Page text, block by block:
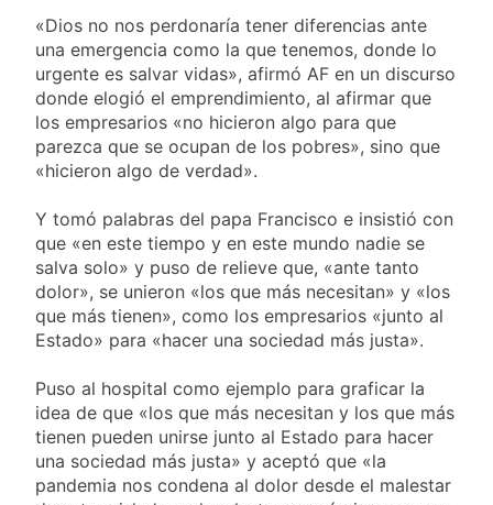
sobre propiedad privada
con foco en los desalojos
19 Horas Atrás
Día del Cirujano Torácico:
una especialidad clave para
el cuidado de la salud
respiratoria en el Sanatorio
Urquiza
20 Horas Atrás
Alerta naranja en
Quilmes por
viento
Denunciaron
penalmente al
abogado libertario
que propuso tirar
napalm sobre el Gran
Buenos Aires
«Dios no nos perdonaría tener diferencias ante
una emergencia como la que tenemos, donde lo
urgente es salvar vidas», afirmó AF en un discurso
donde elogió el emprendimiento, al afirmar que
los empresarios «no hicieron algo para que
parezca que se ocupan de los pobres», sino que
«hicieron algo de verdad».
Y tomó palabras del papa Francisco e insistió con
que «en este tiempo y en este mundo nadie se
salva solo» y puso de relieve que, «ante tanto
dolor», se unieron «los que más necesitan» y «los
que más tienen», como los empresarios «junto al
Estado» para «hacer una sociedad más justa».
Puso al hospital como ejemplo para graficar la
idea de que «los que más necesitan y los que más
tienen pueden unirse junto al Estado para hacer
una sociedad más justa» y aceptó que «la
pandemia nos condena al dolor desde el malestar